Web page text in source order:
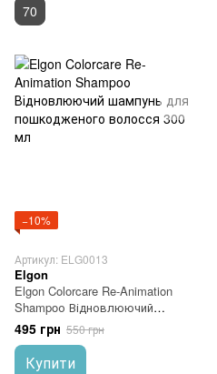
70
−10%
Артикул: ELG0013
Elgon
Elgon Colorcare Re-Animation
Shampoо Відновлюючий
шампунь для пошкодженого
волосся 300 мл
495 грн 550 грн
Купити